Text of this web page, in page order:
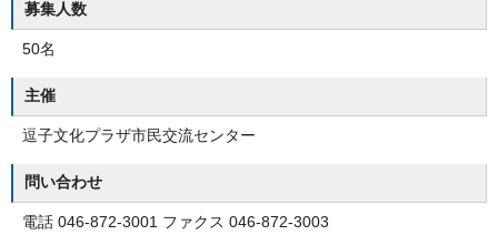
募集人数
50名
主催
逗子文化プラザ市民交流センター
問い合わせ
電話 046-872-3001 ファクス 046-872-3003